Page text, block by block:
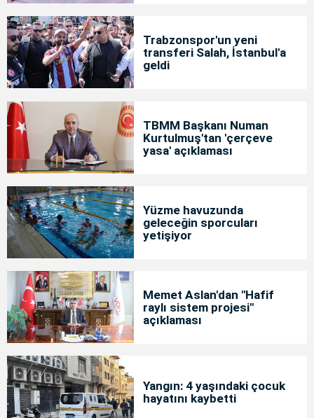
Trabzonspor'un yeni
transferi Salah, İstanbul'a
geldi
TBMM Başkanı Numan
Kurtulmuş'tan 'çerçeve
yasa' açıklaması
Yüzme havuzunda
geleceğin sporcuları
yetişiyor
Memet Aslan'dan "Hafif
raylı sistem projesi"
açıklaması
Yangın: 4 yaşındaki çocuk
hayatını kaybetti